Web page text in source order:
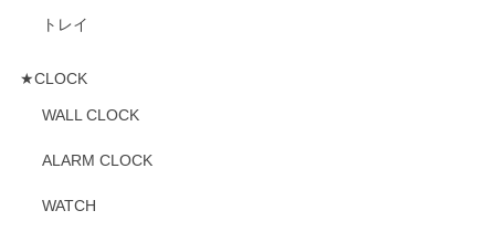
トレイ
★CLOCK
WALL CLOCK
ALARM CLOCK
WATCH